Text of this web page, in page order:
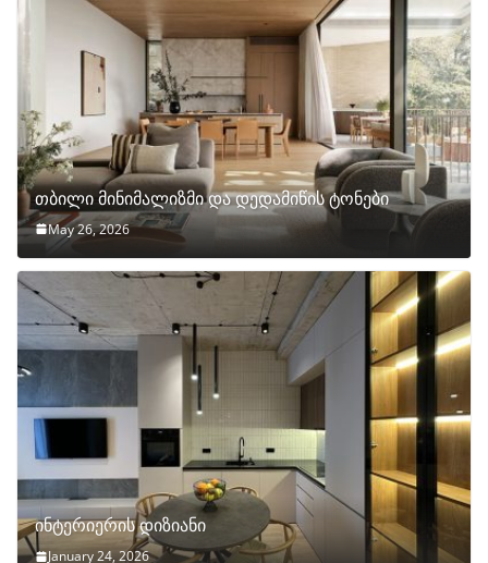
თბილი მინიმალიზმი და დედამიწის ტონები
May 26, 2026
ინტერიერის დიზიანი
January 24, 2026